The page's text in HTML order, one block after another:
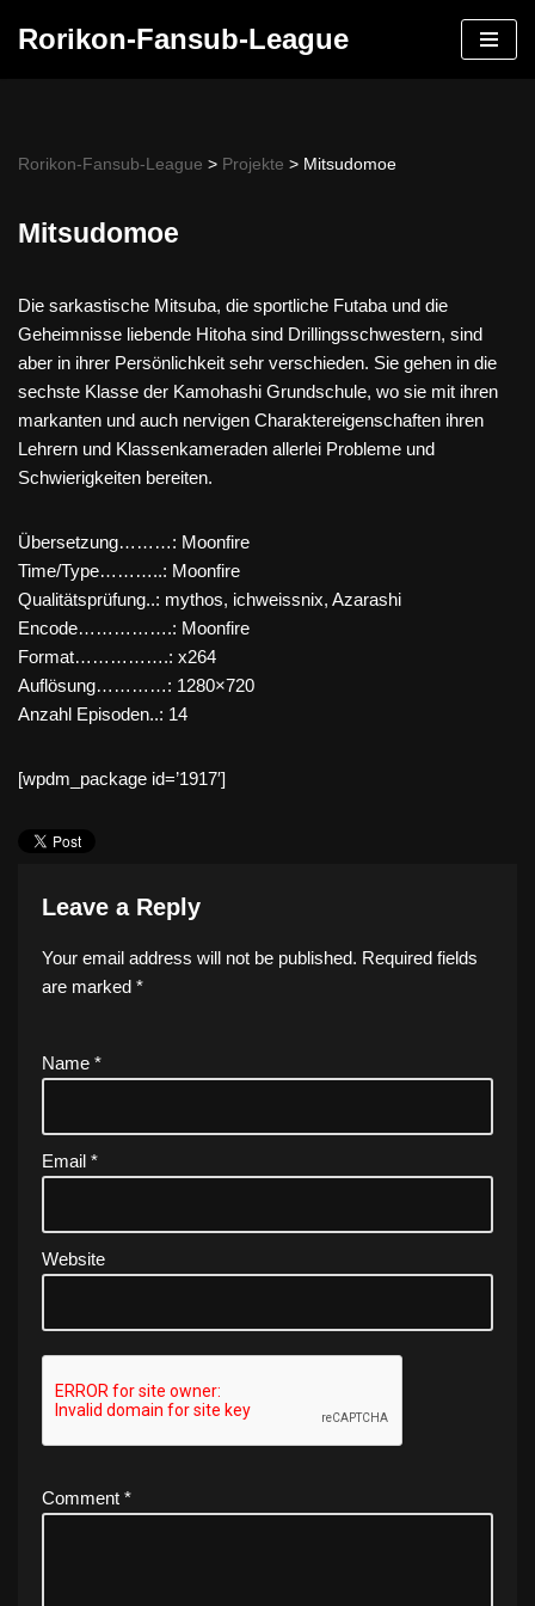
Rorikon-Fansub-League
Rorikon-Fansub-League > Projekte > Mitsudomoe
Mitsudomoe
Die sarkastische Mitsuba, die sportliche Futaba und die
Geheimnisse liebende Hitoha sind Drillingsschwestern, sind
aber in ihrer Persönlichkeit sehr verschieden. Sie gehen in die
sechste Klasse der Kamohashi Grundschule, wo sie mit ihren
markanten und auch nervigen Charaktereigenschaften ihren
Lehrern und Klassenkameraden allerlei Probleme und
Schwierigkeiten bereiten.
Übersetzung………: Moonfire
Time/Type………..: Moonfire
Qualitätsprüfung..: mythos, ichweissnix, Azarashi
Encode…………….: Moonfire
Format…………….: x264
Auflösung…………: 1280×720
Anzahl Episoden..: 14
[wpdm_package id=’1917′]
Leave a Reply
Your email address will not be published. Required fields
are marked *
Name *
Email *
Website
Comment *